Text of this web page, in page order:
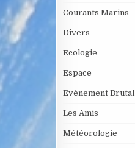
Courants Marins
Divers
Ecologie
Espace
Evènement Brutal
Les Amis
Météorologie